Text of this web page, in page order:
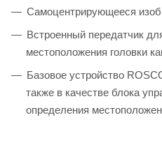
Самоцентрирующееся
Встроенный передатчик
местоположения головки
Базовое устройство
также в качестве блока
определения